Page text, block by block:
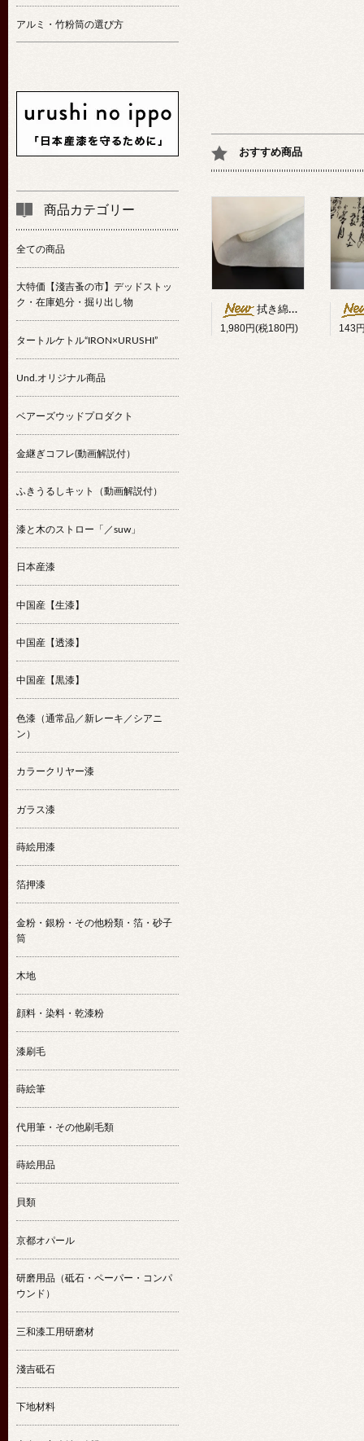
おすすめ商品
拭き綿代用クロス25cm幅×10m
1,980円(税180円) 143
アルミ・竹粉筒の選び方
商品カテゴリー
全ての商品
大特価【淺吉蚤の市】デッドストッ
ク・在庫処分・掘り出し物
タートルケトル“IRON×URUSHI”
Und.オリジナル商品
ベアーズウッドプロダクト
金継ぎコフレ(動画解説付）
ふきうるしキット（動画解説付）
漆と木のストロー「／suw」
日本産漆
中国産【生漆】
中国産【透漆】
中国産【黒漆】
色漆（通常品／新レーキ／シアニ
ン）
カラークリヤー漆
ガラス漆
蒔絵用漆
箔押漆
金粉・銀粉・その他粉類・箔・砂子
筒
木地
顔料・染料・乾漆粉
漆刷毛
蒔絵筆
代用筆・その他刷毛類
蒔絵用品
貝類
京都オパール
研磨用品（砥石・ペーパー・コンパ
ウンド）
三和漆工用研磨材
淺吉砥石
下地材料